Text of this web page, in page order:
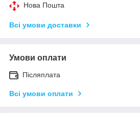
Нова Пошта
Всі умови доставки
Умови оплати
Післяплата
Всі умови оплати